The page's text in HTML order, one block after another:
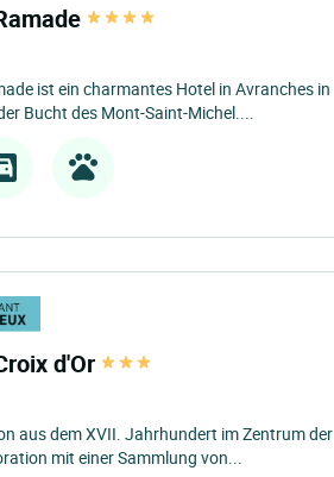
ist ein charmantes Hotel in Avranches in
Bucht des Mont-Saint-Michel....
d'Or
aus dem XVII. Jahrhundert im Zentrum der
mit einer Sammlung von...